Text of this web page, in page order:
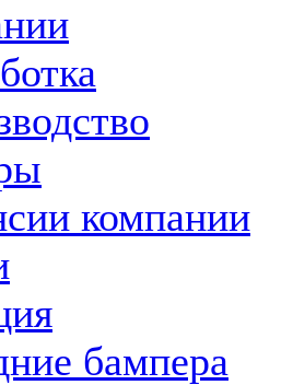
компании
бампера